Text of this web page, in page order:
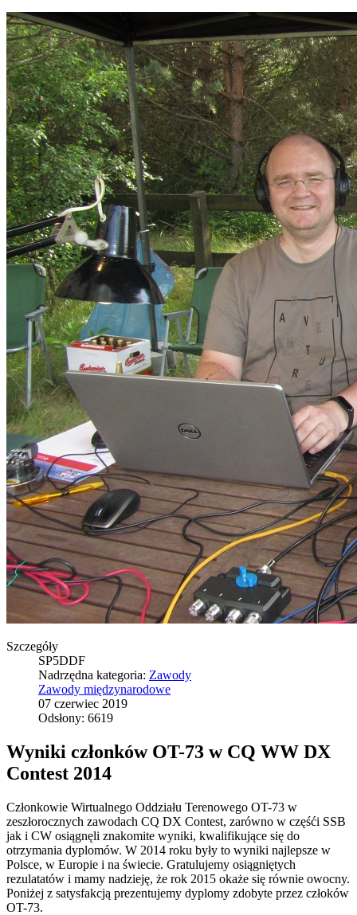
Szczegóły
SP5DDF
Nadrzędna kategoria: Zawody
Zawody międzynarodowe
07 czerwiec 2019
Odsłony: 6619
Wyniki członków OT-73 w CQ WW DX
Contest 2014
Członkowie Wirtualnego Oddziału Terenowego OT-73 w
zeszłorocznych zawodach CQ DX Contest, zarówno w częśći SSB
jak i CW osiągnęli znakomite wyniki, kwalifikujące się do
otrzymania dyplomów. W 2014 roku były to wyniki najlepsze w
Polsce, w Europie i na świecie. Gratulujemy osiągniętych
rezulatatów i mamy nadzieję, że rok 2015 okaże się równie owocny.
Poniżej z satysfakcją prezentujemy dyplomy zdobyte przez człoków
OT-73.